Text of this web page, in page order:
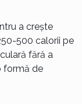
a crește
500 calorii pe
fără a
formă de